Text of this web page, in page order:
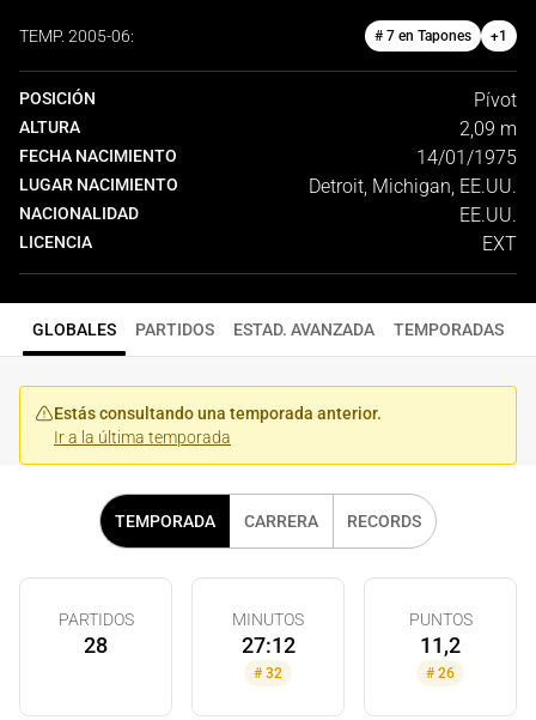
TEMP. 2005-06: # 7 en Tapones +1
POSICIÓN Pívot
ALTURA 2,09 m
FECHA NACIMIENTO 14/01/1975
LUGAR NACIMIENTO Detroit, Michigan, EE.UU.
NACIONALIDAD EE.UU.
LICENCIA EXT
GLOBALES PARTIDOS ESTAD. AVANZADA TEMPORADAS
Estás consultando una temporada anterior.
Ir a la última temporada
TEMPORADA CARRERA RECORDS
PARTIDOS
28
MINUTOS
27:12
# 32
PUNTOS
11,2
# 26